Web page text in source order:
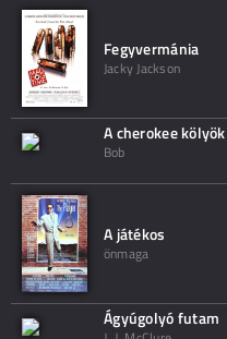
Fegyvermánia
Jacky Jackson
A cherokee kölyök
Bob
A játékos
önmaga
Ágyúgolyó futam